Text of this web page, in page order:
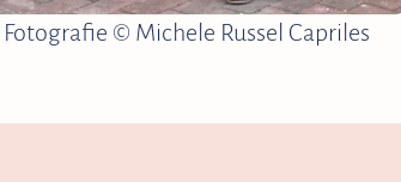
© Michele Russel Capriles